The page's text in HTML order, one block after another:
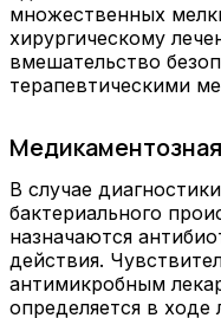
множественных
хирургическому
вмешательство
терапевтическими
В случае
бактериального
назначаются
действия.
антимикробным
определяется в ходе